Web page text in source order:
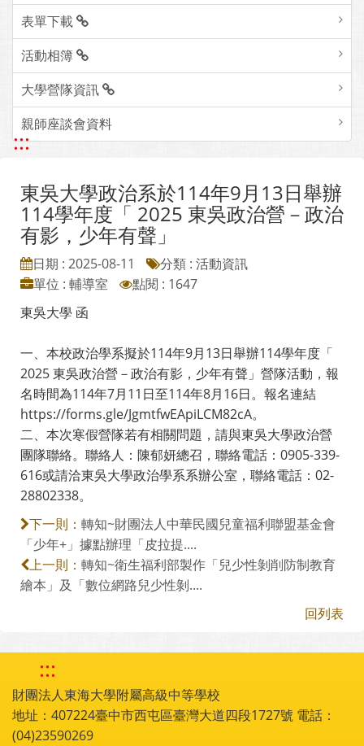
表單下載
活動相簿
大學營隊資訊
親師座談會資料
:::
東吳大學政治系於114年9月13日舉辦
114學年度「 2025 東吳政治營－政治
有影，少年有聲」
日期 : 2025-08-11
分類 : 活動資訊
單位 : 輔導室
點閱 : 1647
東吳大學 函
一、本校政治學系擬於114年9月13日舉辦114學年度「
2025 東吳政治營－政治有影，少年有聲」營隊活動，報
名時間為114年7月11日至114年8月16日。報名連結
https://forms.gle/JgmtfwEApiLCM82cA。
二、本次寒假營隊若有相關問題，請與東吳大學政治營
團隊聯絡。聯絡人：陳郁妍總召，聯絡電話：0905-339-
616或請洽東吳大學政治學系系辦公室，聯絡電話：02-
28802338。
下一則： 轉知~財團法人中華民國兒童福利聯盟基金會
「少年+」據點辦理「皮拉提....
上一則： 轉知~衛生福利部製作「兒少性剝削防制教育
繪本」及「數位網路兒少性剝....
回列表
:::
財團法人東海大學附屬高級中等學校
地址：407224臺中市西屯區臺灣大道四段1727號 電話：
(04)23590269